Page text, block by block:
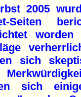
2005
Seiten
sich
sich